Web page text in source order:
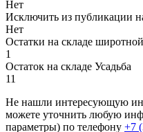
Нет
Исключить из публикации
Нет
Остатки на складе широтной
1
Остаток на складе Усадьба
11
Не нашли интересующую
можете уточнить любую
параметры) по телефону +7